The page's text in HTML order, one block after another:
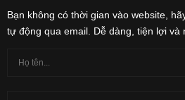
Bạn không có thời gian vào website,
tự động qua email. Dễ dàng, tiện lợi và